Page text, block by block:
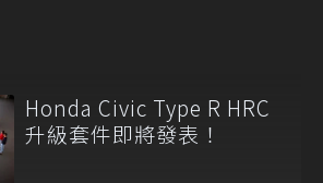
Honda Civic Type R HRC
升級套件即將發表！